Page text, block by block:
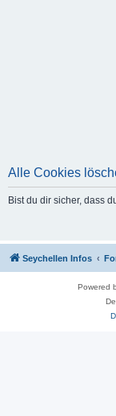
Alle Cookies
Bist du dir sicher, dass
Seychellen Infos
Powered